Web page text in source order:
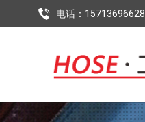
电话：15713696628